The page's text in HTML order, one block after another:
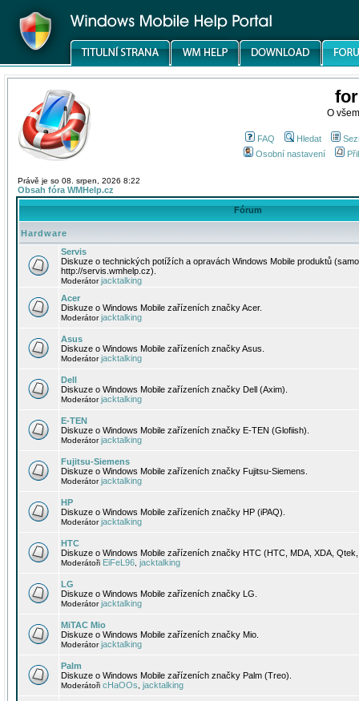
O
FAQ Hledat
Osobní nastavení
Právě je so 08. srpen, 2026 8:22
Obsah fóra WMHelp.cz
Fórum
Hardware
Servis
Diskuze o technických potížích a opravách Windows Mobile produktů
http://servis.wmhelp.cz).
Moderátorjacktalking
Acer
Diskuze o Windows Mobile zařízeních značky Acer.
Moderátorjacktalking
Asus
Diskuze o Windows Mobile zařízeních značky Asus.
Moderátorjacktalking
Dell
Diskuze o Windows Mobile zařízeních značky Dell (Axim).
Moderátorjacktalking
E-TEN
Diskuze o Windows Mobile zařízeních značky E-TEN (Glofiish).
Moderátorjacktalking
Fujitsu-Siemens
Diskuze o Windows Mobile zařízeních značky Fujitsu-Siemens.
Moderátorjacktalking
HP
Diskuze o Windows Mobile zařízeních značky HP (iPAQ).
Moderátorjacktalking
HTC
Diskuze o Windows Mobile zařízeních značky HTC (HTC, MDA, XDA,
Moderátoři EiFeL96 jacktalking
LG
Diskuze o Windows Mobile zařízeních značky LG.
Moderátorjacktalking
MiTAC Mio
Diskuze o Windows Mobile zařízeních značky Mio.
Moderátorjacktalking
Palm
Diskuze o Windows Mobile zařízeních značky Palm (Treo).
Moderátoři cHaOOs jacktalking